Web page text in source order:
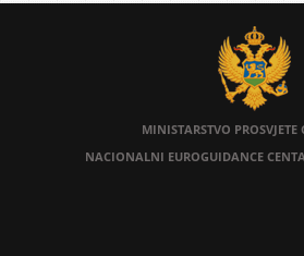
MINISTARSTVO PROSVJETE
NACIONALNI EUROGUIDANCE